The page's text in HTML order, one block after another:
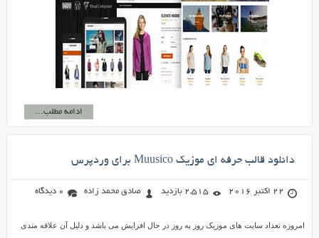
ادامه مطلب...
دانلود قالب حرفه ای موزیک Muusico برای وردپرس
22 اکتبر 2016 2,515 بازدید صادق محمد زاده 0 دیدگاه
امروزه تعداد سایت های موزیک روز به روز در حال افزایش می باشد و دلیل آن علاقه مندی